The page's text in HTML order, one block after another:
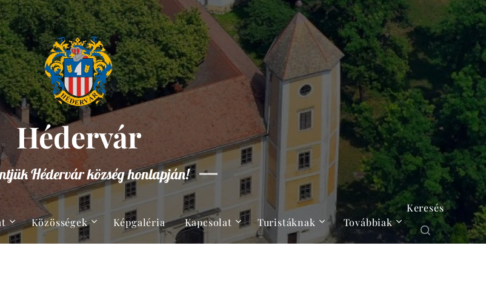
Hédervár
Hédervár község honlapján!
Közösségek Képgaléria Kapcsolat Turistáknak Továbbiak
Keresés